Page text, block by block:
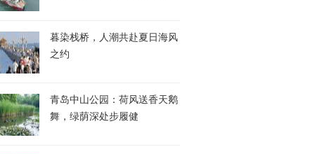
暮染栈桥，人潮共赴夏日海风
之约
青岛中山公园：荷风送香天鹅
舞，绿荫深处步履健